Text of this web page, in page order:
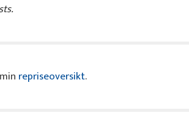
repriseoversikt.